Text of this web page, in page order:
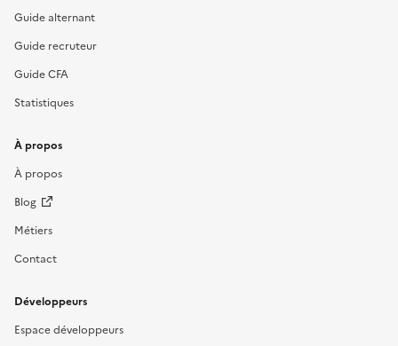
Guide alternant
Guide recruteur
Guide CFA
Statistiques
À propos
À propos
Blog
Métiers
Contact
Développeurs
Espace développeurs